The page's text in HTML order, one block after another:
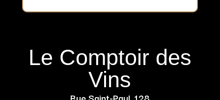
Le Comptoir des
Vins